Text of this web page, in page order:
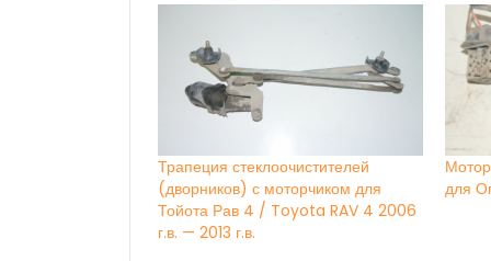
Трапеция стеклоочистителей
(дворников) с моторчиком для
Тойота Рав 4 / Toyota RAV 4 2006
г.в. — 2013 г.в.
для